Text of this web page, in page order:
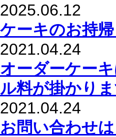
2025.06.12
ケーキのお持
2021.04.24
オーダーケー
ル料が掛かりま
2021.04.24
お問い合わせ